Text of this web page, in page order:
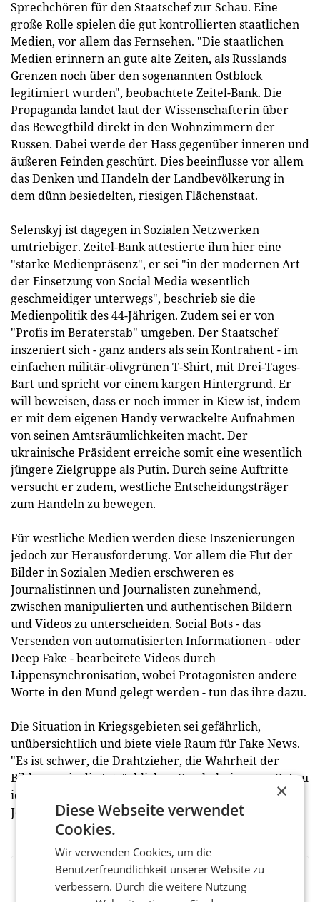
Sprechchören für den Staatschef zur Schau. Eine
große Rolle spielen die gut kontrollierten staatlichen
Medien, vor allem das Fernsehen. "Die staatlichen
Medien erinnern an gute alte Zeiten, als Russlands
Grenzen noch über den sogenannten Ostblock
legitimiert wurden", beobachtete Zeitel-Bank. Die
Propaganda landet laut der Wissenschafterin über
das Bewegtbild direkt in den Wohnzimmern der
Russen. Dabei werde der Hass gegenüber inneren und
äußeren Feinden geschürt. Dies beeinflusse vor allem
das Denken und Handeln der Landbevölkerung in
dem dünn besiedelten, riesigen Flächenstaat.
Selenskyj ist dagegen in Sozialen Netzwerken
umtriebiger. Zeitel-Bank attestierte ihm hier eine
"starke Medienpräsenz", er sei "in der modernen Art
der Einsetzung von Social Media wesentlich
geschmeidiger unterwegs", beschrieb sie die
Medienpolitik des 44-Jährigen. Zudem sei er von
"Profis im Beraterstab" umgeben. Der Staatschef
inszeniert sich - ganz anders als sein Kontrahent - im
einfachen militär-olivgrünen T-Shirt, mit Drei-Tages-
Bart und spricht vor einem kargen Hintergrund. Er
will beweisen, dass er noch immer in Kiew ist, indem
er mit dem eigenen Handy verwackelte Aufnahmen
von seinen Amtsräumlichkeiten macht. Der
ukrainische Präsident erreiche somit eine wesentlich
jüngere Zielgruppe als Putin. Durch seine Auftritte
versucht er zudem, westliche Entscheidungsträger
zum Handeln zu bewegen.
Für westliche Medien werden diese Inszenierungen
jedoch zur Herausforderung. Vor allem die Flut der
Bilder in Sozialen Medien erschweren es
Journalistinnen und Journalisten zunehmend,
zwischen manipulierten und authentischen Bildern
und Videos zu unterscheiden. Social Bots - das
Versenden von automatisierten Informationen - oder
Deep Fake - bearbeitete Videos durch
Lippensynchronisation, wobei Protagonisten andere
Worte in den Mund gelegt werden - tun das ihre dazu.
Die Situation in Kriegsgebieten sei gefährlich,
unübersichtlich und biete viele Raum für Fake News.
"Es ist schwer, die Drahtzieher, die Wahrheit der
Bilder sowie die tatsächlichen Geschehnisse vor Ort zu
identifizieren", verdeutlichte die ehemalige
Journalistin die Problematik. (red)
BEWERTEN SIE DIESEN ARTIKEL
×
Diese Webseite verwendet
Cookies.
Wir verwenden Cookies, um die
Benutzerfreundlichkeit unserer Website zu
verbessern. Durch die weitere Nutzung